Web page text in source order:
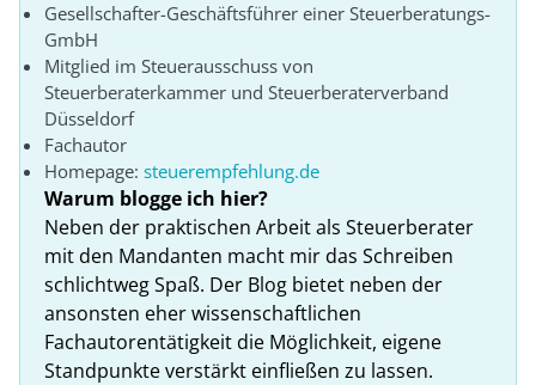
Gesellschafter-Geschäftsführer einer Steuerberatungs-
GmbH
Mitglied im Steuerausschuss von
Steuerberaterkammer und Steuerberaterverband
Düsseldorf
Fachautor
Homepage: steuerempfehlung.de
Warum blogge ich hier?
Neben der praktischen Arbeit als Steuerberater
mit den Mandanten macht mir das Schreiben
schlichtweg Spaß. Der Blog bietet neben der
ansonsten eher wissenschaftlichen
Fachautorentätigkeit die Möglichkeit, eigene
Standpunkte verstärkt einfließen zu lassen.